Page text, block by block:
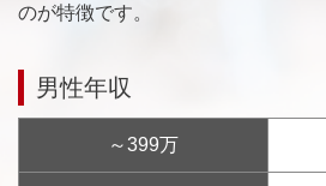
のが特徴です。
男性年収
～399万